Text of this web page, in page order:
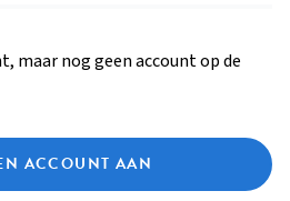
maar nog geen account op de
ACCOUNT AAN